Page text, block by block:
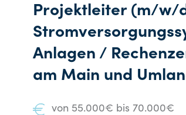
Projektleiter (m/w/
Anlagen /
am Main und
von 55.000€ bis 70.000€